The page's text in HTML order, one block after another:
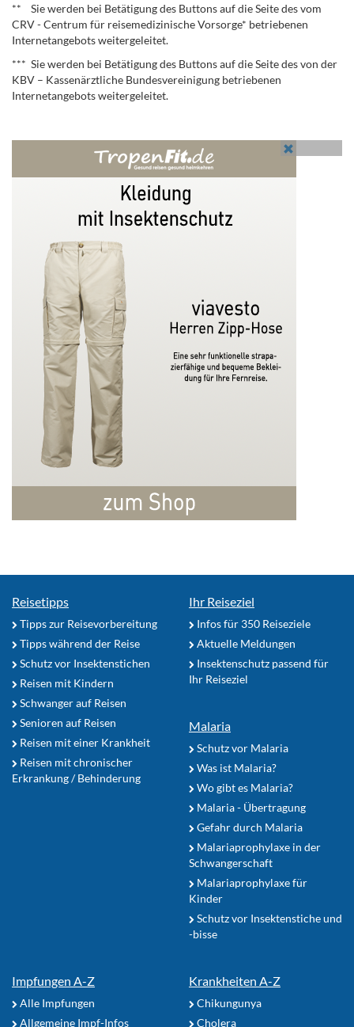
** Sie werden bei Betätigung des Buttons auf die Seite des vom
CRV - Centrum für reisemedizinische Vorsorge* betriebenen
Internetangebots weitergeleitet.
*** Sie werden bei Betätigung des Buttons auf die Seite des von der
KBV – Kassenärztliche Bundesvereinigung betriebenen
Internetangebots weitergeleitet.
Reisetipps
Tipps zur Reisevorbereitung
Tipps während der Reise
Schutz vor Insektenstichen
Reisen mit Kindern
Schwanger auf Reisen
Senioren auf Reisen
Reisen mit einer Krankheit
Reisen mit chronischer
Erkrankung / Behinderung
Ihr Reiseziel
Infos für 350 Reiseziele
Aktuelle Meldungen
Insektenschutz passend für
Ihr Reiseziel
Malaria
Schutz vor Malaria
Was ist Malaria?
Wo gibt es Malaria?
Malaria - Übertragung
Gefahr durch Malaria
Malariaprophylaxe in der
Schwangerschaft
Malariaprophylaxe für
Kinder
Schutz vor Insektenstiche und
-bisse
Impfungen A-Z
Alle Impfungen
Allgemeine Impf-Infos
Krankheiten A-Z
Chikungunya
Cholera